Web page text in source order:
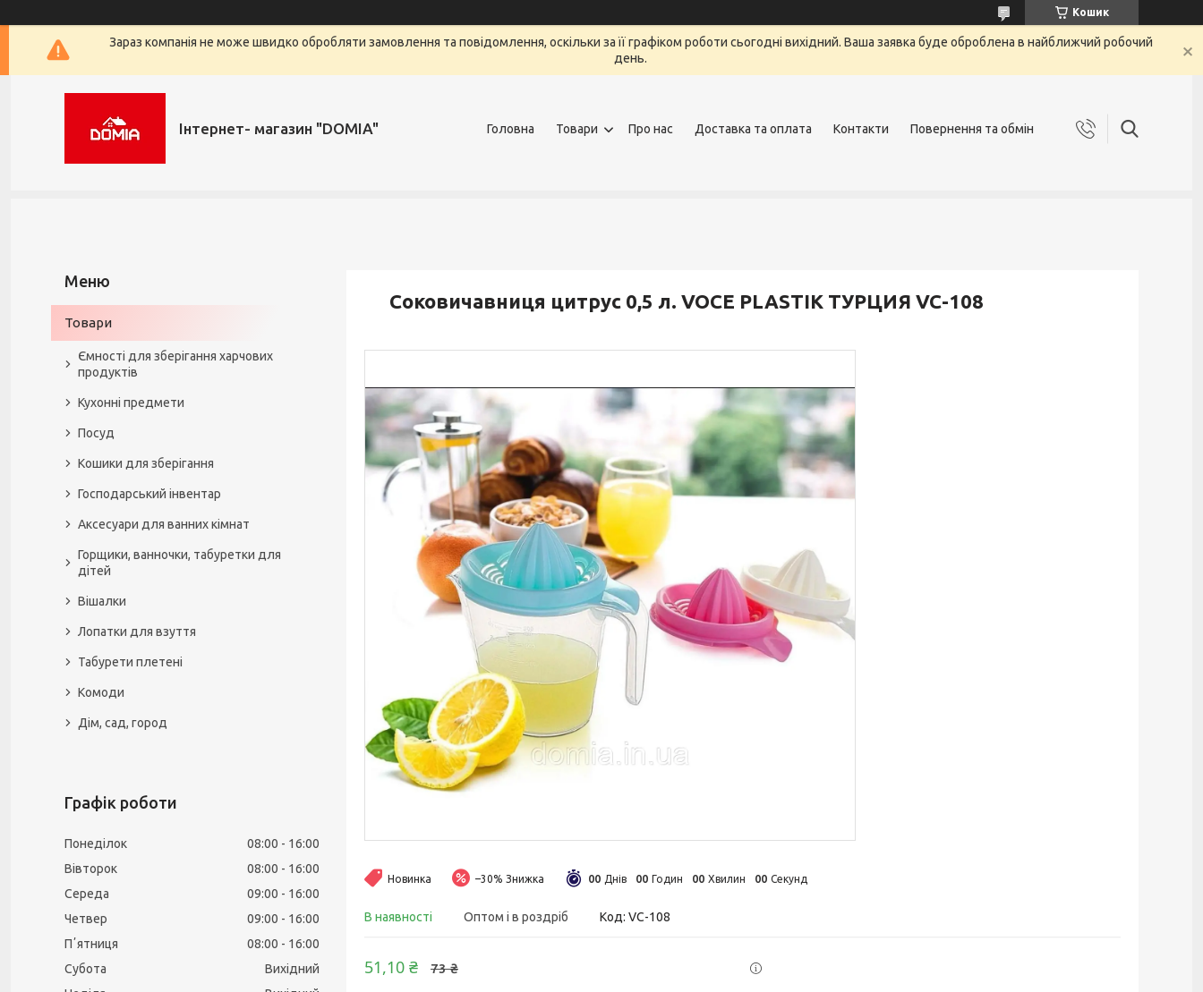
Кошик
Зараз компанія не може швидко обробляти замовлення та повідомлення, оскільки за її графіком роботи сьогодні вихідний. Ваша заявка буде оброблена в найближчий робочий
день.
Iнтернет- магазин "DOMIA" Головна Товари Про нас Доставка та оплата Контакти Повернення та обмін
Соковичавниця цитрус 0,5 л. VOCE PLASTIK ТУРЦИЯ VC-108
Новинка –30% 00 Днів 00 Годин 00 Хвилин 00 Секунд
В наявності Оптом і в роздріб Код: VC-108
73 ₴
51,10 ₴
Товари
Ємності для зберігання харчових
продуктів
Кухонні предмети
Посуд
Кошики для зберігання
Господарський інвентар
Аксесуари для ванних кімнат
Горщики, ванночки, табуретки для
дітей
Вішалки
Лопатки для взуття
Табурети плетені
Комоди
Дім, сад, город
Графік роботи
Понеділок 08:00
16:00
Вівторок
08:00
16:00
Середа
09:00
16:00
Четвер
09:00
16:00
Пʼятниця
08:00
16:00
Субота
Вихідний